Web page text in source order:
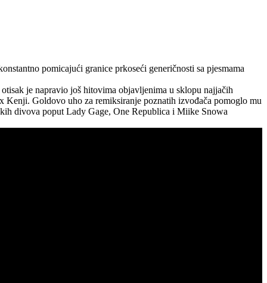
pomicajući granice prkoseći generičnosti sa pjesmama
je napravio još hitovima objavljenima u sklopu najjačih
Kenji. Goldovo uho za remiksiranje poznatih izvođača pomoglo mu
divova poput Lady Gage, One Republica i Miike Snowa